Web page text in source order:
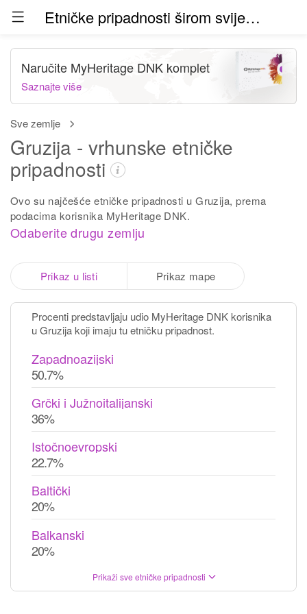
Etničke pripadnosti širom svijeta (beta)
Sve zemlje
Gruzija - vrhunske etničke
pripadnosti
Ovo su najčešće etničke pripadnosti u Gruzija, prema
podacima korisnika MyHeritage DNK.
Odaberite drugu zemlju
Naručite MyHeritage DNK komplet
Saznajte više
Prikaz u listi Prikaz mape
Procenti predstavljaju udio MyHeritage DNK korisnika
u Gruzija koji imaju tu etničku pripadnost.
Zapadnoazijski
50.7%
Grčki i Južnoitalijanski
36%
Istočnoevropski
22.7%
Baltički
20%
Balkanski
20%
Prikaži sve etničke pripadnosti